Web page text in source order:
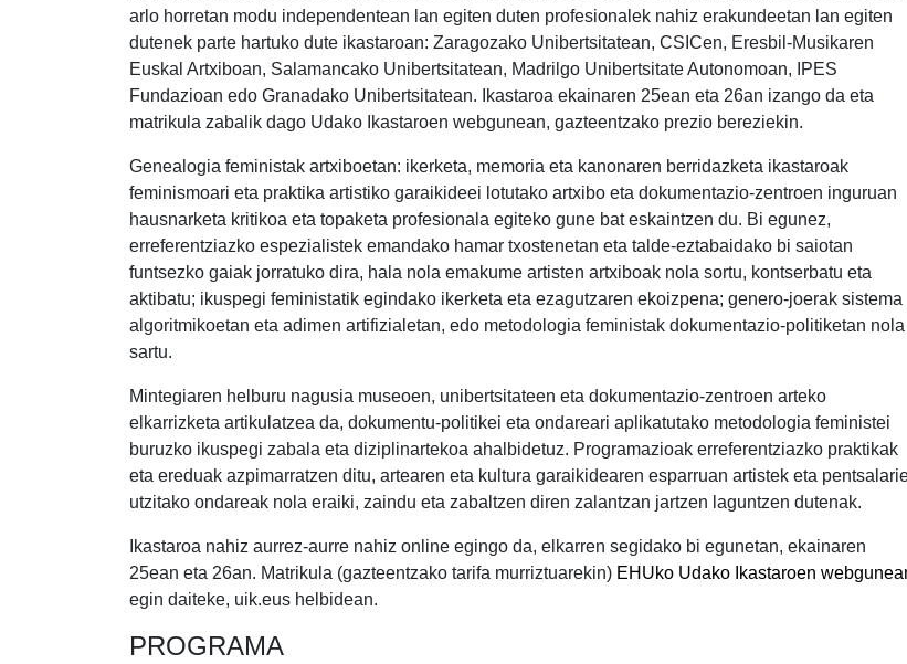
arlo horretan modu independentean lan egiten duten profesionalek nahiz erakundeetan lan egiten
dutenek parte hartuko dute ikastaroan: Zaragozako Unibertsitatean, CSICen, Eresbil-Musikaren
Euskal Artxiboan, Salamancako Unibertsitatean, Madrilgo Unibertsitate Autonomoan, IPES
Fundazioan edo Granadako Unibertsitatean. Ikastaroa ekainaren 25ean eta 26an izango da eta
matrikula zabalik dago Udako Ikastaroen webgunean, gazteentzako prezio bereziekin.
Genealogia feministak artxiboetan: ikerketa, memoria eta kanonaren berridazketa ikastaroak
feminismoari eta praktika artistiko garaikideei lotutako artxibo eta dokumentazio-zentroen inguruan
hausnarketa kritikoa eta topaketa profesionala egiteko gune bat eskaintzen du. Bi egunez,
erreferentziazko espezialistek emandako hamar txostenetan eta talde-eztabaidako bi saiotan
funtsezko gaiak jorratuko dira, hala nola emakume artisten artxiboak nola sortu, kontserbatu eta
aktibatu; ikuspegi feministatik egindako ikerketa eta ezagutzaren ekoizpena; genero-joerak sistema
algoritmikoetan eta adimen artifizialetan, edo metodologia feministak dokumentazio-politiketan nola
sartu.
Mintegiaren helburu nagusia museoen, unibertsitateen eta dokumentazio-zentroen arteko
elkarrizketa artikulatzea da, dokumentu-politikei eta ondareari aplikatutako metodologia feministei
buruzko ikuspegi zabala eta diziplinartekoa ahalbidetuz. Programazioak erreferentziazko praktikak
eta ereduak azpimarratzen ditu, artearen eta kultura garaikidearen esparruan artistek eta
utzitako ondareak nola eraiki, zaindu eta zabaltzen diren zalantzan jartzen laguntzen dutenak.
Ikastaroa nahiz aurrez-aurre nahiz online egingo da, elkarren segidako bi egunetan, ekainaren
25ean eta 26an. Matrikula (gazteentzako tarifa murriztuarekin) EHUko Udako Ikastaroen
egin daiteke, uik.eus helbidean.
PROGRAMA